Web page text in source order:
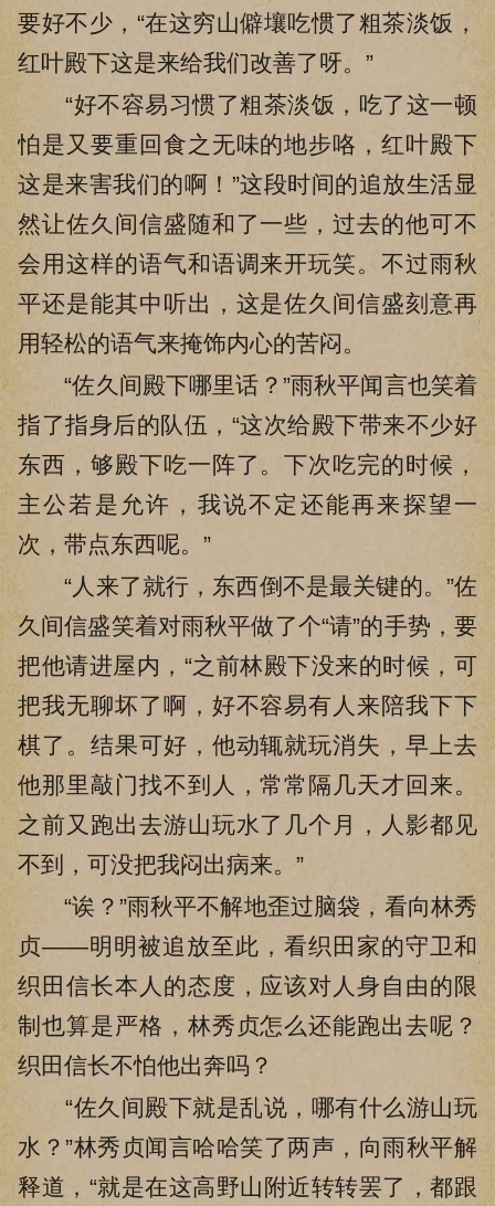
要好不少，“在这穷山僻壤吃惯了粗茶淡饭，
红叶殿下这是来给我们改善了呀。”
“好不容易习惯了粗茶淡饭，吃了这一顿
怕是又要重回食之无味的地步咯，红叶殿下
这是来害我们的啊！”这段时间的追放生活显
然让佐久间信盛随和了一些，过去的他可不
会用这样的语气和语调来开玩笑。不过雨秋
平还是能其中听出，这是佐久间信盛刻意再
用轻松的语气来掩饰内心的苦闷。
“佐久间殿下哪里话？”雨秋平闻言也笑着
指了指身后的队伍，“这次给殿下带来不少好
东西，够殿下吃一阵了。下次吃完的时候，
主公若是允许，我说不定还能再来探望一
次，带点东西呢。”
“人来了就行，东西倒不是最关键的。”佐
久间信盛笑着对雨秋平做了个“请”的手势，要
把他请进屋内，“之前林殿下没来的时候，可
把我无聊坏了啊，好不容易有人来陪我下下
棋了。结果可好，他动辄就玩消失，早上去
他那里敲门找不到人，常常隔几天才回来。
之前又跑出去游山玩水了几个月，人影都见
不到，可没把我闷出病来。”
“诶？”雨秋平不解地歪过脑袋，看向林秀
贞——明明被追放至此，看织田家的守卫和
织田信长本人的态度，应该对人身自由的限
制也算是严格，林秀贞怎么还能跑出去呢？
织田信长不怕他出奔吗？
“佐久间殿下就是乱说，哪有什么游山玩
水？”林秀贞闻言哈哈笑了两声，向雨秋平解
释道，“就是在这高野山附近转转罢了，都跟